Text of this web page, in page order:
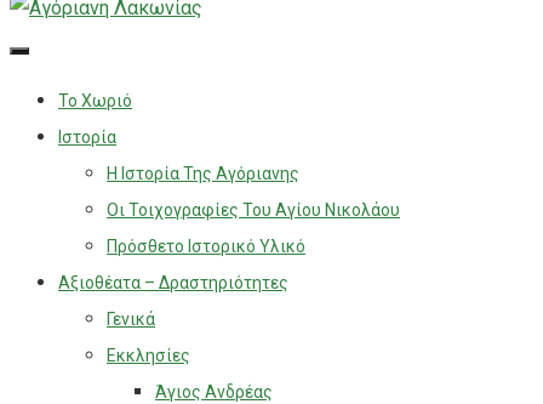
Το Χωριό
Ιστορία
Η Ιστορία Της Αγόριανης
Οι Τοιχογραφίες Του Αγίου Νικολάου
Πρόσθετο Ιστορικό Υλικό
Αξιοθέατα – Δραστηριότητες
Γενικά
Εκκλησίες
Άγιος Ανδρέας